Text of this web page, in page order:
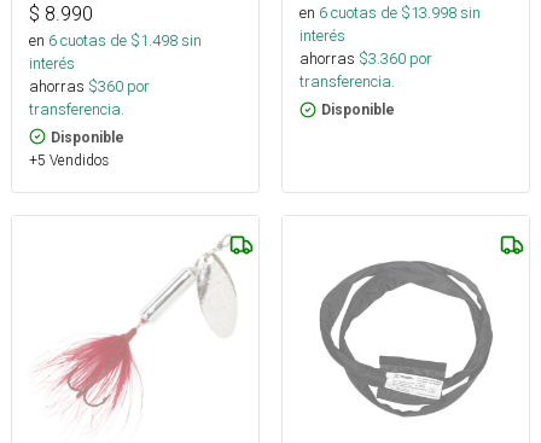
$ 8.990
en 6cuotas de $1.498sin
interés
ahorras $360 por
transferencia.
Disponible
+5 Vendidos
en 6cuotas de $13.998sin
interés
ahorras $3.360 por
transferencia.
Disponible